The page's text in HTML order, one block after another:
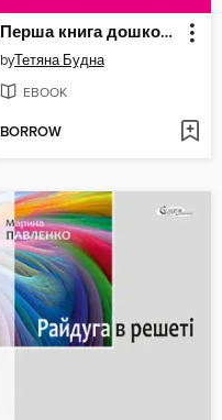
Перша книга дошколярика.
byТетяна Будна
EBOOK
BORROW